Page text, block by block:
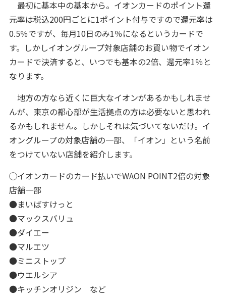
最初に基本中の基本から。イオンカードのポイント還
元率は税込200円ごとに1ポイント付与ですので還元率は
0.5％ですが、毎月10日のみ1％になるというカードで
す。しかしイオングループ対象店舗のお買い物でイオン
カードで決済すると、いつでも基本の2倍、還元率1％と
なります。
地方の方なら近くに巨大なイオンがあるかもしれませ
んが、東京の都心部が生活拠点の方は必要ないと思われ
るかもしれません。しかしそれは気づいてないだけ。イ
オングループの対象店舗の一部、「イオン」という名前
をつけていない店舗を紹介します。
◯イオンカードのカード払いでWAON POINT2倍の対象
店舗一部
●まいばすけっと
●マックスバリュ
●ダイエー
●マルエツ
●ミニストップ
●ウエルシア
●キッチンオリジン など